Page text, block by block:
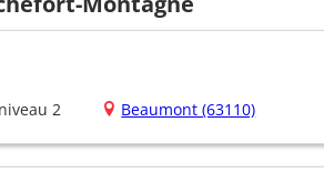
2 Beaumont (63110)